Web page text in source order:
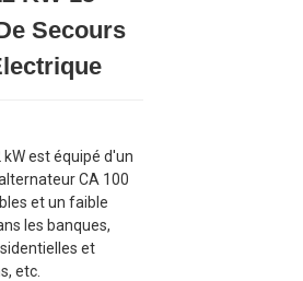
Secours
est équipé d'un
CA 100
et un faible
les banques,
et
etc.